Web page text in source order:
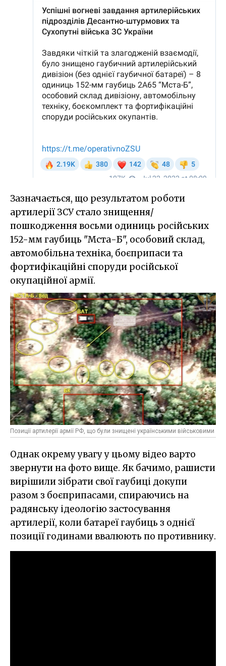
Зазначається, що результатом роботи
артилерії ЗСУ стало знищення/
пошкодження восьми одиниць російських
152-мм гаубиць "Мста-Б", особовий склад,
автомобільна техніка, боєприпаси та
фортифікаційні споруди російської
окупаційної армії.
Позиції артилерії армії РФ, що були знищені українськими військовими
Однак окрему увагу у цьому відео варто
звернути на фото вище. Як бачимо, рашисти
вирішили зібрати свої гаубиці докупи
разом з боєприпасами, спираючись на
радянську ідеологію застосування
артилерії, коли батареї гаубиць з однієї
позиції годинами ввалюють по противнику.